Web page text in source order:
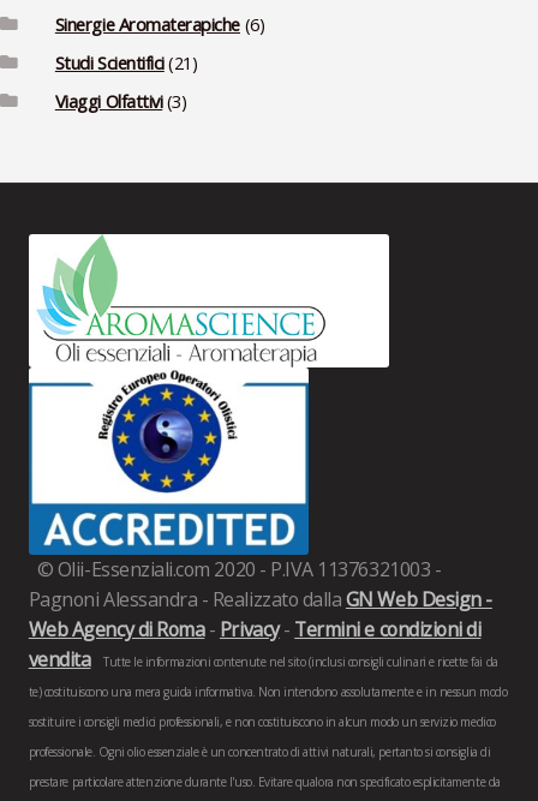
Sinergie Aromaterapiche (6)
Studi Scientifici(21)
Viaggi Olfattivi(3)
© Olii-Essenziali.com 2020 - P.IVA 11376321003 -
Pagnoni Alessandra - Realizzato dallaGN Web Design -
Web Agency di Roma- Privacy- Termini e condizioni di
vendita
Tutte le informazioni contenute nel sito (inclusi consigli culinari e ricette fai da
te) costituiscono una mera guida informativa. Non intendono assolutamente e in nessun modo
sostituire i consigli medici professionali, e non costituiscono in alcun modo un servizio medico
professionale. Ogni olio essenziale è un concentrato di attivi naturali, pertanto si consiglia di
prestare particolare attenzione durante l'uso. Evitare qualora non specificato esplicitamente da